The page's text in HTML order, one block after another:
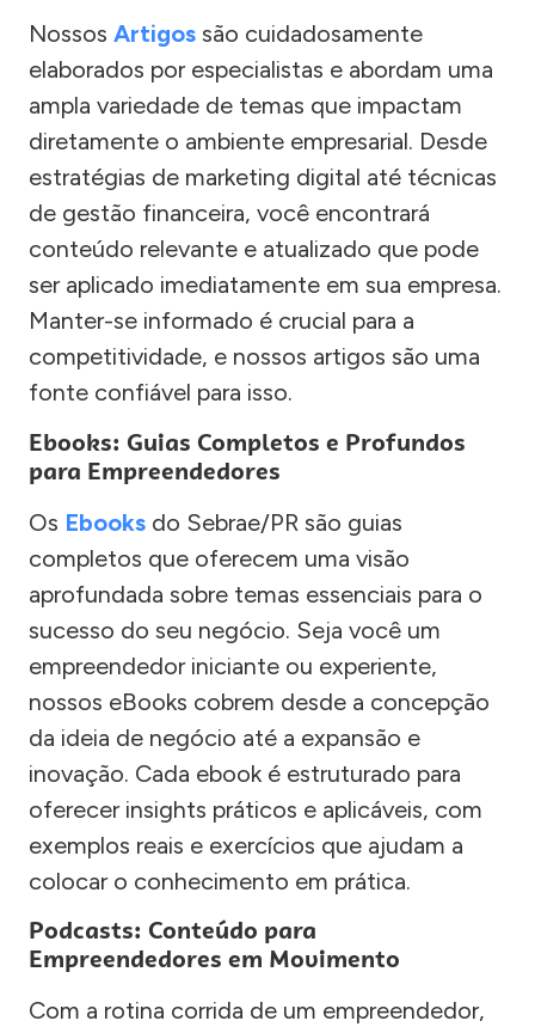
Nossos Artigos são cuidadosamente
elaborados por especialistas e abordam uma
ampla variedade de temas que impactam
diretamente o ambiente empresarial. Desde
estratégias de marketing digital até técnicas
de gestão financeira, você encontrará
conteúdo relevante e atualizado que pode
ser aplicado imediatamente em sua empresa.
Manter-se informado é crucial para a
competitividade, e nossos artigos são uma
fonte confiável para isso.
Ebooks: Guias Completos e Profundos
para Empreendedores
Os Ebooks do Sebrae/PR são guias
completos que oferecem uma visão
aprofundada sobre temas essenciais para o
sucesso do seu negócio. Seja você um
empreendedor iniciante ou experiente,
nossos eBooks cobrem desde a concepção
da ideia de negócio até a expansão e
inovação. Cada ebook é estruturado para
oferecer insights práticos e aplicáveis, com
exemplos reais e exercícios que ajudam a
colocar o conhecimento em prática.
Podcasts: Conteúdo para
Empreendedores em Movimento
Com a rotina corrida de um empreendedor,